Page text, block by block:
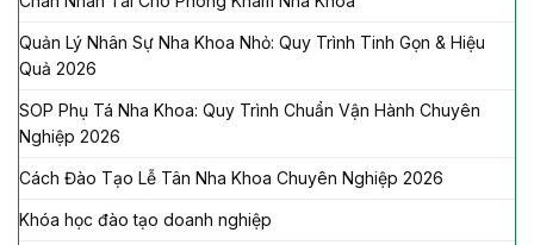
Quản Lý Nhân Sự Nha Khoa Nhỏ: Quy Trình Tinh Gọn & Hiệu
Quả 2026
SOP Phụ Tá Nha Khoa: Quy Trình Chuẩn Vận Hành Chuyên
Nghiệp 2026
Cách Đào Tạo Lễ Tân Nha Khoa Chuyên Nghiệp 2026
Khóa học đào tạo doanh nghiệp